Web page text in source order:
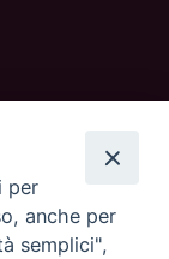
per
anche per
semplici",